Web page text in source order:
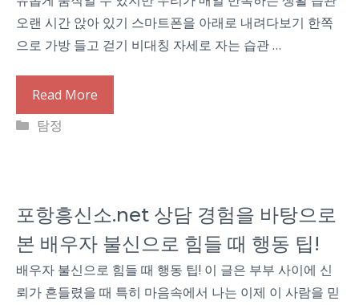
오랜 시간 앉아 있기 스마트폰을 아래로 내려다보기 한쪽
으로 가방 들고 걷기 비대칭 자세로 자는 습관 …
Read More
Categories
탐정
포항흥신소.net 상담 경험을 바탕으로
본 배우자 불신으로 힘들 때 행동 팁!
배우자 불신으로 힘들 때 행동 팁! 이 글은 부부 사이에 신
뢰가 흔들렸을 때 특히 마음속에서 나는 이제 이 사람을 믿